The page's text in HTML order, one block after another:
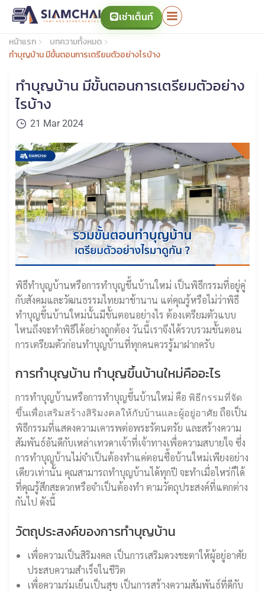
เช่าเต็นท์
หน้าแรก
บทความทั้งหมด
ทำบุญบ้าน มีขั้นตอนการเตรียมตัวอย่างไรบ้าง
ทำบุญบ้าน มีขั้นตอนการเตรียมตัวอย่าง
ไรบ้าง
21 Mar 2024
พิธีทำบุญบ้านหรือการทำบุญขึ้นบ้านใหม่ เป็นพิธีกรรมที่อยู่คู่
กับสังคมและวัฒนธรรมไทยมาช้านาน แต่คุณรู้หรือไม่ว่าพิธี
ทำบุญขึ้นบ้านใหม่นั้นมีขั้นตอนอย่างไร ต้องเตรียมตัวแบบ
ไหนถึงจะทำพิธีได้อย่างถูกต้อง วันนี้เราจึงได้รวบรวมขั้นตอน
การเตรียมตัวก่อนทำบุญบ้านที่ทุกคนควรรู้มาฝากครับ
การทำบุญบ้าน ทำบุญขึ้นบ้านใหม่คืออะไร
การทำบุญบ้านหรือการทำบุญขึ้นบ้านใหม่ คือ พิธีกรรมที่จัด
ขึ้นเพื่อเสริมสร้างสิริมงคลให้กับบ้านและผู้อยู่อาศัย ถือเป็น
พิธีกรรมที่แสดงความเคารพต่อพระรัตนตรัย และสร้างความ
สัมพันธ์อันดีกับเหล่าเทวดาเจ้าที่เจ้าทางเพื่อความสบายใจ ซึ่ง
การทำบุญบ้านไม่จำเป็นต้องทำแค่ตอนซื้อบ้านใหม่เพียงอย่าง
เดียวเท่านั้น คุณสามารถทำบุญบ้านได้ทุกปี จะทำเมื่อไหร่ก็ได้
ที่คุณรู้สึกสะดวกหรือจำเป็นต้องทำ ตามวัตถุประสงค์ที่แตกต่าง
กันไป ดังนี้
วัตถุประสงค์ของการทำบุญบ้าน
เพื่อความเป็นสิริมงคล เป็นการเสริมดวงชะตาให้ผู้อยู่อาศัย
ประสบความสำเร็จในชีวิต
เพื่อความร่มเย็นเป็นสุข เป็นการสร้างความสัมพันธ์ที่ดีกับ